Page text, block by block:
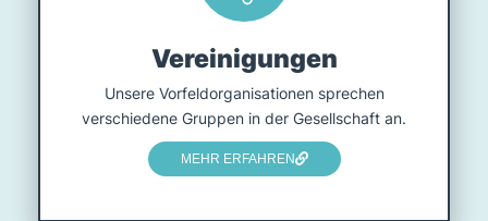
Vereinigungen
Unsere Vorfeldorganisationen sprechen
verschiedene Gruppen in der Gesellschaft an.
MEHR ERFAHREN